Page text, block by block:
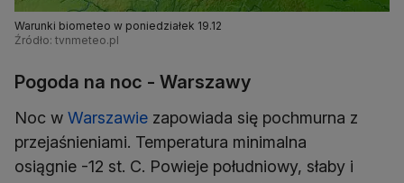
Warunki biometeo w poniedziałek 19.12
Źródło: tvnmeteo.pl
Pogoda na noc - Warszawy
Noc w Warszawie zapowiada się pochmurna z
przejaśnieniami. Temperatura minimalna
osiągnie -12 st. C. Powieje południowy, słaby i